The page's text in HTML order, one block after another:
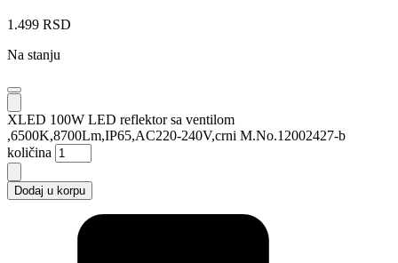
1.499 RSD
Na stanju
XLED 100W LED reflektor sa ventilom
,6500K,8700Lm,IP65,AC220-240V,crni M.No.12002427-b
količina
Dodaj u korpu